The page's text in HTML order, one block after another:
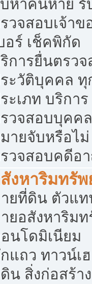
หาคนหาย รั
วจสอบเจ้าข
อร์ เช็คพิกัด
การยื่นตรว
ะวัติบุคคล ทุ
ะเภท บริการ
วจสอบบุคค
ายจับหรือไม่
วจสอบคดีอ
งหาริมทรัพ
ยที่ดิน ตัวแ
ยอสังหาริมท
นโดมิเนียม
แถว ทาวน์เ
น สิ่งก่อสร้าง